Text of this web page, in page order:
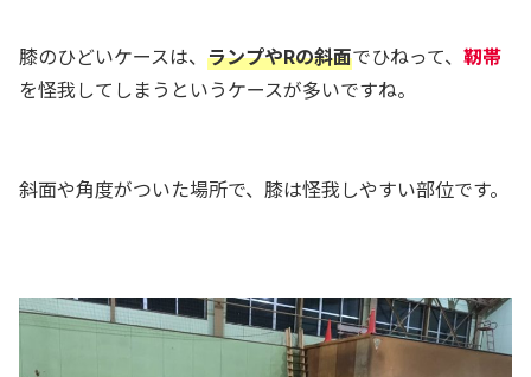
膝のひどいケースは、 ランプやRの斜面でひねって、 靭帯
を怪我してしまうというケースが多いですね。
斜面や角度がついた場所で、膝は怪我しやすい部位です。